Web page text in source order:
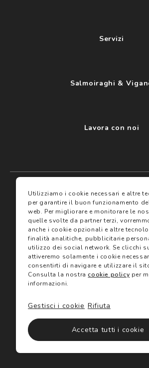
I miei preferiti
Assicurazioni
Servizi
Trova negozio
Gift Card
Servizi
Salmoiraghi &
Lavora con noi
Termini e condizioni
Termini di vendita
Avvertenze e informazioni di
Informativa sulla Privacy
Utilizzo dei cookie
Utilizziamo i cookie necessari e altre
per garantire il buon funzionamento
web. Per migliorare e monitorare le
quelle svolte da partner terzi,
anche i cookie opzionali e altre
finalità analitiche, pubblicitarie
utilizzo dei social network. Se clicchi
attiveremo solamente i cookie
consentirti di navigare e utilizzare il
Consulta la nostracookie policy per
informazioni.
Accetta tutti i cookie
Rifiuta
Gestisci i cookie